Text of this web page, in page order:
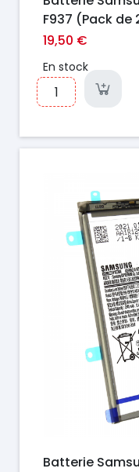
F937 (Pack de
19,50 €
En stock
Batterie